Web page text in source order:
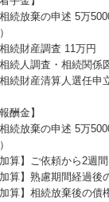
続放棄の申述 5万
続財産調査 11万円
続人調査・相続関係
続財産清算人選任申
報酬金】
続放棄の申述 5万
加算】ご依頼から2週
加算】熟慮期間経過後
加算】相続放棄後の